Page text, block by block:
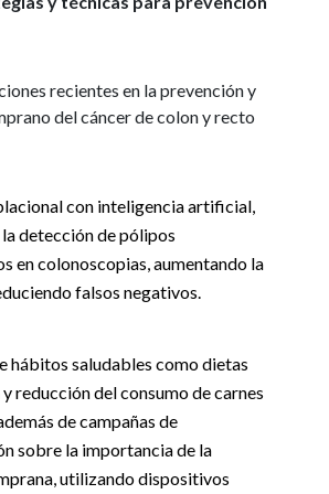
recientes en la prevención y
del cáncer de colon y recto
con inteligencia artificial,
detección de pólipos
en colonoscopias, aumentando la
falsos negativos.
hábitos saludables como dietas
reducción del consumo de carnes
de campañas de
sobre la importancia de la
utilizando dispositivos